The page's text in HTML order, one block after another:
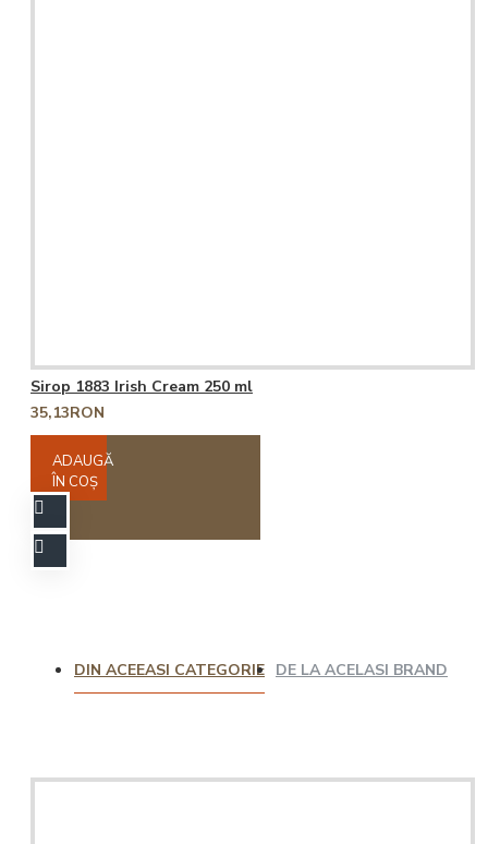
Sirop 1883 Irish Cream 250 ml
35,13RON
ADAUGĂ
ÎN COŞ
DIN ACEEASI CATEGORIE DE LA ACELASI BRAND